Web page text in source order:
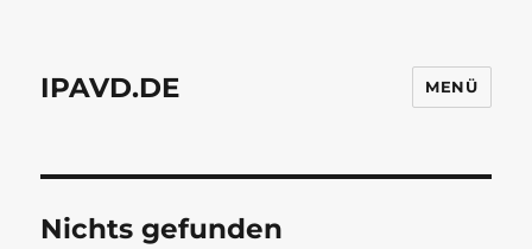
IPAVD.DE MENÜ
Nichts gefunden